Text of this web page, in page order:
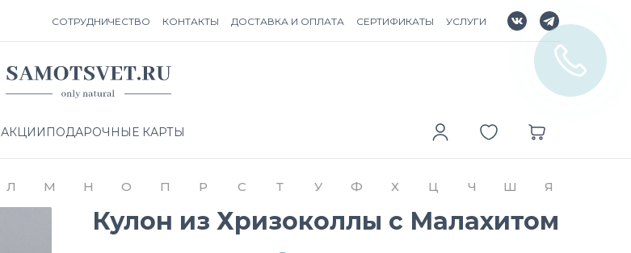
СОТРУДНИЧЕСТВО КОНТАКТЫ ДОСТАВКА И ОПЛАТА СЕРТИФИКАТЫ УСЛУГИ
АКЦИИ ПОДАРОЧНЫЕ КАРТЫ
Л М Н О П Р С Т У Ф Х Ц Ч Ш Я
Кулон из Хризоколлы с Малахитом